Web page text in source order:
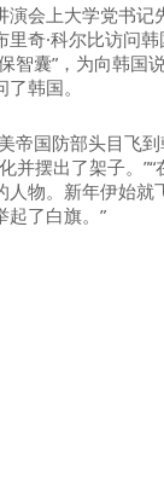
演会上大学党书记
里奇·科尔比访问
智囊”，为向韩国
韩国。
帝国防部头目飞
并摆出了架子。
人物。新年伊始就
起了白旗。”